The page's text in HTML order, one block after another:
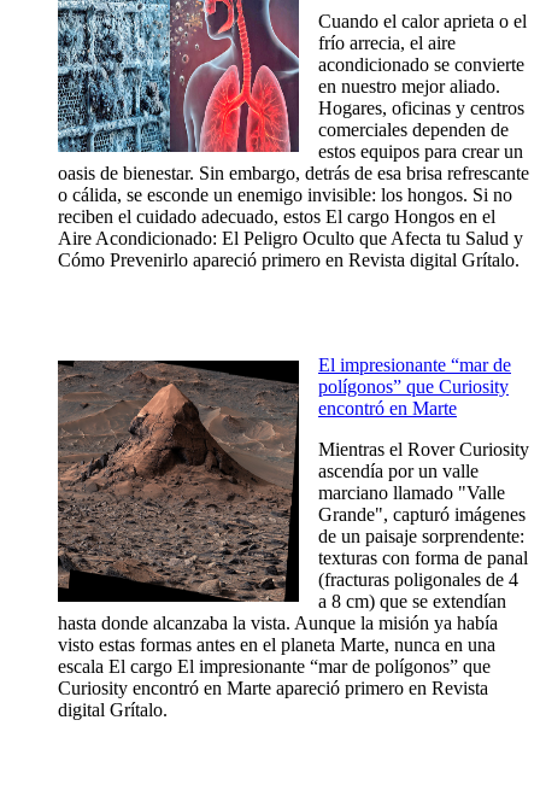
Cuando el calor aprieta o el
frío arrecia, el aire
acondicionado se convierte
en nuestro mejor aliado.
Hogares, oficinas y centros
comerciales dependen de
estos equipos para crear un
oasis de bienestar. Sin embargo, detrás de esa brisa refrescante
o cálida, se esconde un enemigo invisible: los hongos. Si no
reciben el cuidado adecuado, estos El cargo Hongos en el
Aire Acondicionado: El Peligro Oculto que Afecta tu Salud y
Cómo Prevenirlo apareció primero en Revista digital Grítalo.
El impresionante “mar de
polígonos” que Curiosity
encontró en Marte
Mientras el Rover Curiosity
ascendía por un valle
marciano llamado "Valle
Grande", capturó imágenes
de un paisaje sorprendente:
texturas con forma de panal
(fracturas poligonales de 4
a 8 cm) que se extendían
hasta donde alcanzaba la vista. Aunque la misión ya había
visto estas formas antes en el planeta Marte, nunca en una
escala El cargo El impresionante “mar de polígonos” que
Curiosity encontró en Marte apareció primero en Revista
digital Grítalo.